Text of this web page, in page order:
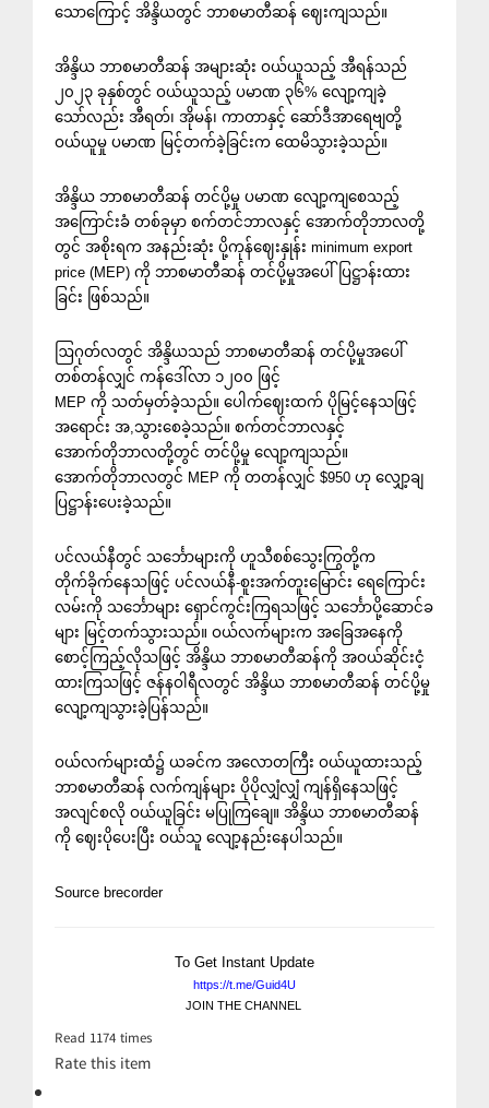
သောကြောင့် အိန္ဒိယတွင် ဘာစမာတီဆန် ဈေးကျသည်။
အိန္ဒိယ ဘာစမာတီဆန် အများဆုံး ဝယ်ယူသည့် အီရန်သည်
၂၀၂၃ ခုနှစ်တွင် ဝယ်ယူသည့် ပမာဏ ၃၆% လျော့ကျခဲ့
သော်လည်း အီရတ်၊ အိုမန်၊ ကာတာနှင့် ဆော်ဒီအာရေဗျတို့
ဝယ်ယူမှု ပမာဏ မြင့်တက်ခဲ့ခြင်းက ထေမိသွားခဲ့သည်။
အိန္ဒိယ ဘာစမာတီဆန် တင်ပို့မှု ပမာဏ လျော့ကျစေသည့်
အကြောင်းခံ တစ်ခုမှာ စက်တင်ဘာလနှင့် အောက်တိုဘာလတို့
တွင် အစိုးရက အနည်းဆုံး ပို့ကုန်ဈေးနှုန်း minimum export
price (MEP) ကို ဘာစမာတီဆန် တင်ပို့မှုအပေါ် ပြဋ္ဌာန်းထား
ခြင်း ဖြစ်သည်။
ဩဂုတ်လတွင် အိန္ဒိယသည် ဘာစမာတီဆန် တင်ပို့မှုအပေါ်
တစ်တန်လျှင် ကန်ဒေါ်လာ ၁၂၀၀ ဖြင့်
MEP ကို သတ်မှတ်ခဲ့သည်။ ပေါက်ဈေးထက် ပိုမြင့်နေသဖြင့်
အရောင်း အ,သွားစေခဲ့သည်။ စက်တင်ဘာလနှင့်
အောက်တိုဘာလတို့တွင် တင်ပို့မှု လျော့ကျသည်။
အောက်တိုဘာလတွင် MEP ကို တတန်လျှင် $950 ဟု လျှော့ချ
ပြဋ္ဌာန်းပေးခဲ့သည်။
ပင်လယ်နီတွင် သင်္ဘောများကို ဟူသီစစ်သွေးကြွတို့က
တိုက်ခိုက်နေသဖြင့် ပင်လယ်နီ-စူးအက်တူးမြောင်း ရေကြောင်း
လမ်းကို သင်္ဘောများ ရှောင်ကွင်းကြရသဖြင့် သင်္ဘောပို့ဆောင်ခ
များ မြင့်တက်သွားသည်။ ဝယ်လက်များက အခြေအနေကို
စောင့်ကြည့်လိုသဖြင့် အိန္ဒိယ ဘာစမာတီဆန်ကို အဝယ်ဆိုင်းငံ့
ထားကြသဖြင့် ဇန်နဝါရီလတွင် အိန္ဒိယ ဘာစမာတီဆန် တင်ပို့မှု
လျော့ကျသွားခဲ့ပြန်သည်။
ဝယ်လက်များထံ၌ ယခင်က အလောတကြီး ဝယ်ယူထားသည့်
ဘာစမာတီဆန် လက်ကျန်များ ပိုပိုလျှံလျှံ ကျန်ရှိနေသဖြင့်
အလျင်စလို ဝယ်ယူခြင်း မပြုကြချေ။ အိန္ဒိယ ဘာစမာတီဆန်
ကို ဈေးပိုပေးပြီး ဝယ်သူ လျော့နည်းနေပါသည်။
Source brecorder
To Get Instant Update
https://t.me/Guid4U
JOIN THE CHANNEL
Read 1174times
Rate this item